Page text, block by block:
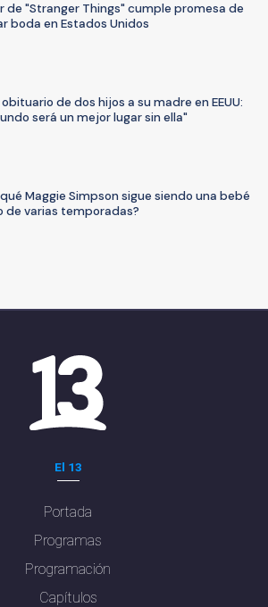
de "Stranger Things" cumple promesa de
boda en Estados Unidos
de dos hijos a su madre en EEUU:
será un mejor lugar sin ella"
Maggie Simpson sigue siendo una bebé
de varias temporadas?
El 13
Portada
Programas
Programación
Capítulos